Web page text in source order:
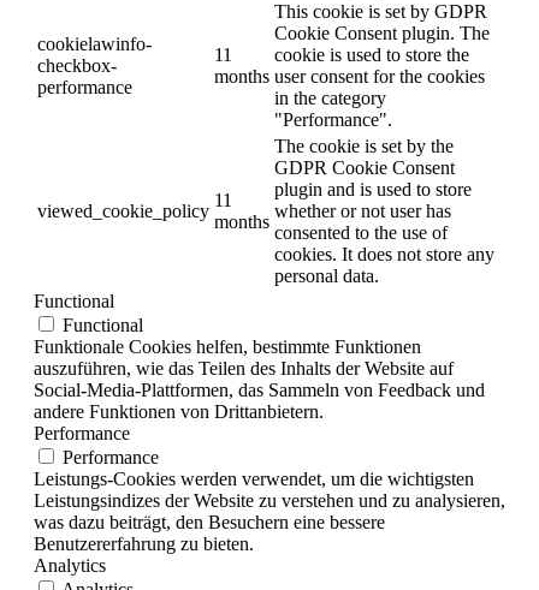
cookielawinfo-
checkbox-
performance
11
months
This cookie is set by GDPR
Cookie Consent plugin. The
cookie is used to store the
user consent for the cookies
in the category
"Performance".
viewed_cookie_policy
11
months
The cookie is set by the
GDPR Cookie Consent
plugin and is used to store
whether or not user has
consented to the use of
cookies. It does not store any
personal data.
Functional
Functional
Funktionale Cookies helfen, bestimmte Funktionen
auszuführen, wie das Teilen des Inhalts der Website auf
Social-Media-Plattformen, das Sammeln von Feedback und
andere Funktionen von Drittanbietern.
Performance
Performance
Leistungs-Cookies werden verwendet, um die wichtigsten
Leistungsindizes der Website zu verstehen und zu analysieren,
was dazu beiträgt, den Besuchern eine bessere
Benutzererfahrung zu bieten.
Analytics